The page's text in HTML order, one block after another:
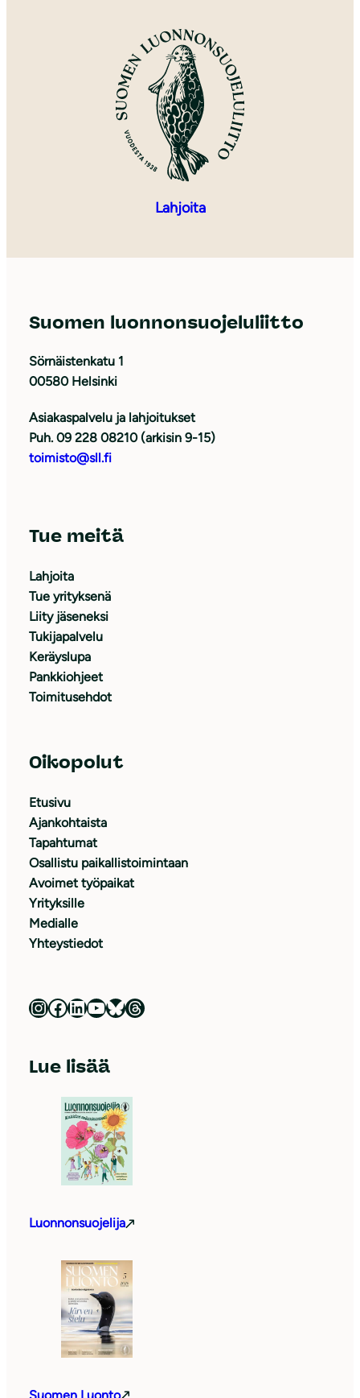
Lahjoita
Suomen luonnonsuojeluliitto
Sörnäistenkatu 1
00580 Helsinki
Asiakaspalvelu ja lahjoitukset
Puh. 09 228 08210 (arkisin 9-15)
toimisto@sll.fi
Tue meitä
Lahjoita
Tue yrityksenä
Liity jäseneksi
Tukijapalvelu
Keräyslupa
Pankkiohjeet
Toimitusehdot
Oikopolut
Etusivu
Ajankohtaista
Tapahtumat
Osallistu paikallistoimintaan
Avoimet työpaikat
Yrityksille
Medialle
Yhteystiedot
Luonnonsuojeluliitto Instagramissa Luonnonsuojeluliitto Facebookissa Luonnonsuojeluliitto LinkedInissä Luonnonsuojeluliiton YouTube-kanava Luonnonsuojeluliitto Blueskyssa Luonnonsuojeluliitto Threadsissa
Lue lisää
Luonnonsuojelija
Suomen Luonto